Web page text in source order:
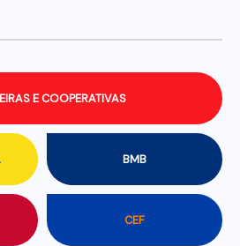
BMB
CEF
E COOPERATIVAS